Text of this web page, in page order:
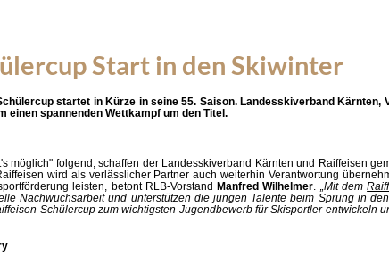
Start in den Skiwinter
startet in Kürze in seine 55. Saison. Landesskiverband Kärnten,
einen spannenden Wettkampf um den Titel.
möglich" folgend, schaffen der Landesskiverband Kärnten und Raiffeisen
wird als verlässlicher Partner auch weiterhin Verantwortung
leisten, betont RLB-Vorstand Manfred Wilhelmer. „Mit dem
Nachwuchsarbeit und unterstützen die jungen Talente beim Sprung in
Schülercup zum wichtigsten Jugendbewerb für Skisportler entwickeln